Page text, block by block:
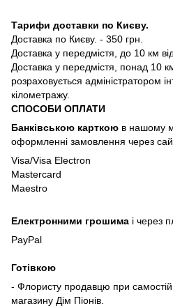
Тарифи доставки по Києву.
Доставка по Києву. - 350 грн.
Доставка у передмістя, до 10 км
Доставка у передмістя, понад 10 км
розраховується адміністратором
кілометражу.
СПОСОБИ ОПЛАТИ
Банківською карткою в нашому
оформленні замовлення через
Visa/Visa Electron
Mastercard
Maestro
Електронними грошима і через
PayPal
Готівкою
- Флористу продавцю при
магазину Дім Піонів.